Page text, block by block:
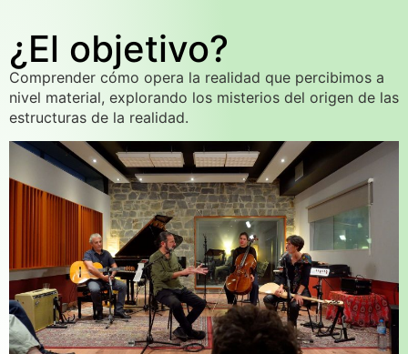
¿El objetivo?
Comprender cómo opera la realidad que percibimos a
nivel material, explorando los misterios del origen de las
estructuras de la realidad.